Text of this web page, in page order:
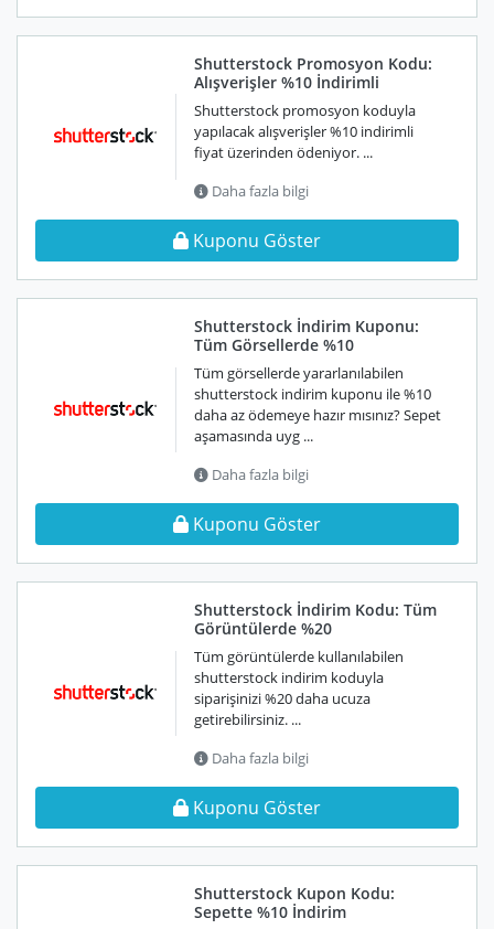
Shutterstock Promosyon Kodu:
Alışverişler %10 İndirimli
Shutterstock promosyon koduyla
yapılacak alışverişler %10 indirimli
fiyat üzerinden ödeniyor. ...
Daha fazla bilgi
Kuponu Göster
Shutterstock İndirim Kuponu:
Tüm Görsellerde %10
Tüm görsellerde yararlanılabilen
shutterstock indirim kuponu ile %10
daha az ödemeye hazır mısınız? Sepet
aşamasında uyg ...
Daha fazla bilgi
Kuponu Göster
Shutterstock İndirim Kodu: Tüm
Görüntülerde %20
Tüm görüntülerde kullanılabilen
shutterstock indirim koduyla
siparişinizi %20 daha ucuza
getirebilirsiniz. ...
Daha fazla bilgi
Kuponu Göster
Shutterstock Kupon Kodu:
Sepette %10 İndirim